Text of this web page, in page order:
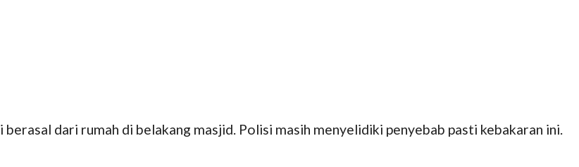
dari rumah di belakang masjid. Polisi masih menyelidiki penyebab pasti kebakaran ini.